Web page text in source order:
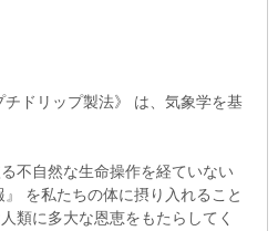
チドリップ製法》 は、気象学を基
不自然な生命操作を経ていない
を私たちの体に摂り入れること
類に多大な恩恵をもたらしてく